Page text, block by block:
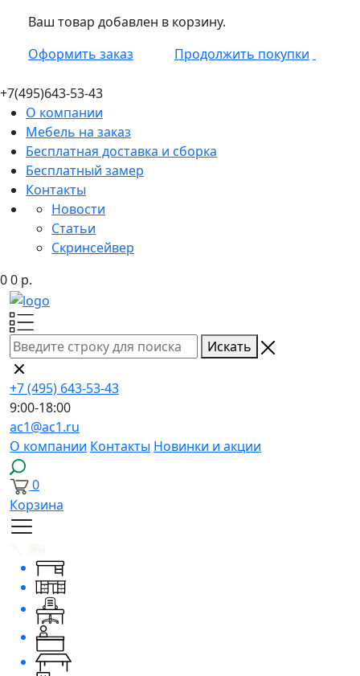
Ваш товар добавлен в корзину.
Оформить заказ
Продолжить покупки
+7(495)643-53-43
О компании
Мебель на заказ
Бесплатная доставка и сборка
Бесплатный замер
Контакты
Новости
Статьи
Скринсейвер
00 р.
Искать
+7 (495) 643-53-43
9:00-18:00
ac1@ac1.ru
О компании Контакты Новинки и акции
0
Корзина